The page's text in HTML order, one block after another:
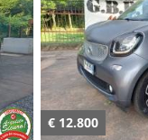
€ 17.900